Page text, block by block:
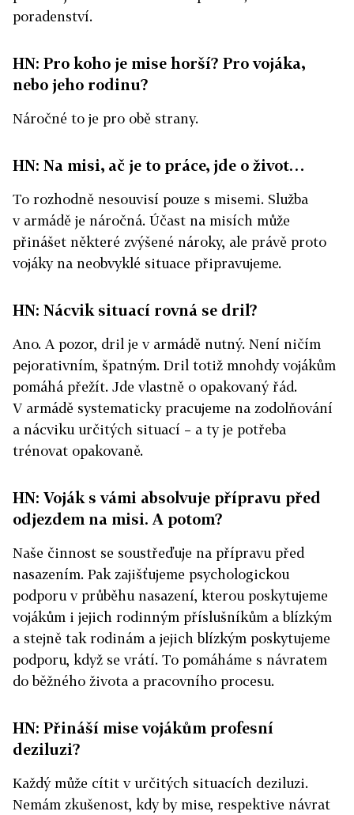
poradenství.
HN: Pro koho je mise horší? Pro vojáka,
nebo jeho rodinu?
Náročné to je pro obě strany.
HN: Na misi, ač je to práce, jde o život…
To rozhodně nesouvisí pouze s misemi. Služba
v armádě je náročná. Účast na misích může
přinášet některé zvýšené nároky, ale právě proto
vojáky na neobvyklé situace připravujeme.
HN: Nácvik situací rovná se dril?
Ano. A pozor, dril je v armádě nutný. Není ničím
pejorativním, špatným. Dril totiž mnohdy vojákům
pomáhá přežít. Jde vlastně o opakovaný řád.
V armádě systematicky pracujeme na zodolňování
a nácviku určitých situací – a ty je potřeba
trénovat opakovaně.
HN: Voják s vámi absolvuje přípravu před
odjezdem na misi. A potom?
Naše činnost se soustřeďuje na přípravu před
nasazením. Pak zajišťujeme psychologickou
podporu v průběhu nasazení, kterou poskytujeme
vojákům i jejich rodinným příslušníkům a blízkým
a stejně tak rodinám a jejich blízkým poskytujeme
podporu, když se vrátí. To pomáháme s návratem
do běžného života a pracovního procesu.
HN: Přináší mise vojákům profesní
deziluzi?
Každý může cítit v určitých situacích deziluzi.
Nemám zkušenost, kdy by mise, respektive návrat